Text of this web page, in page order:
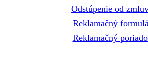
Odstúpenie od
Reklamačný
Reklamačný